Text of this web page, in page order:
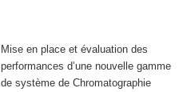
Mise en place et évaluation des
performances d’une nouvelle gamme
de système de Chromatographie